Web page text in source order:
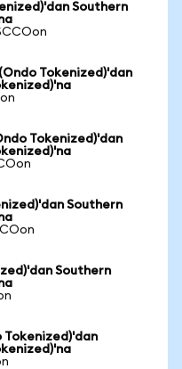
Southern
Tokenized)'dan
Tokenized)'dan
Southern
Southern
Tokenized)'dan